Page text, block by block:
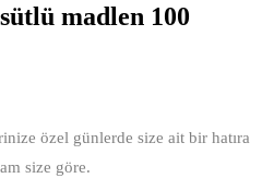
madlen 100
özel günlerde size ait bir hatıra
size göre.